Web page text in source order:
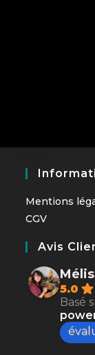
Mentions
CGV
Avis
5.0
Basé